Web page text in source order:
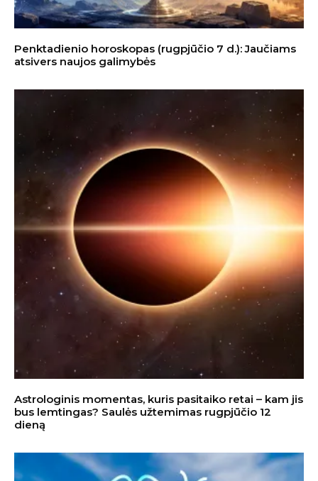
Penktadienio horoskopas (rugpjūčio 7 d.): Jaučiams
atsivers naujos galimybės
Astrologinis momentas, kuris pasitaiko retai – kam jis
bus lemtingas? Saulės užtemimas rugpjūčio 12
dieną